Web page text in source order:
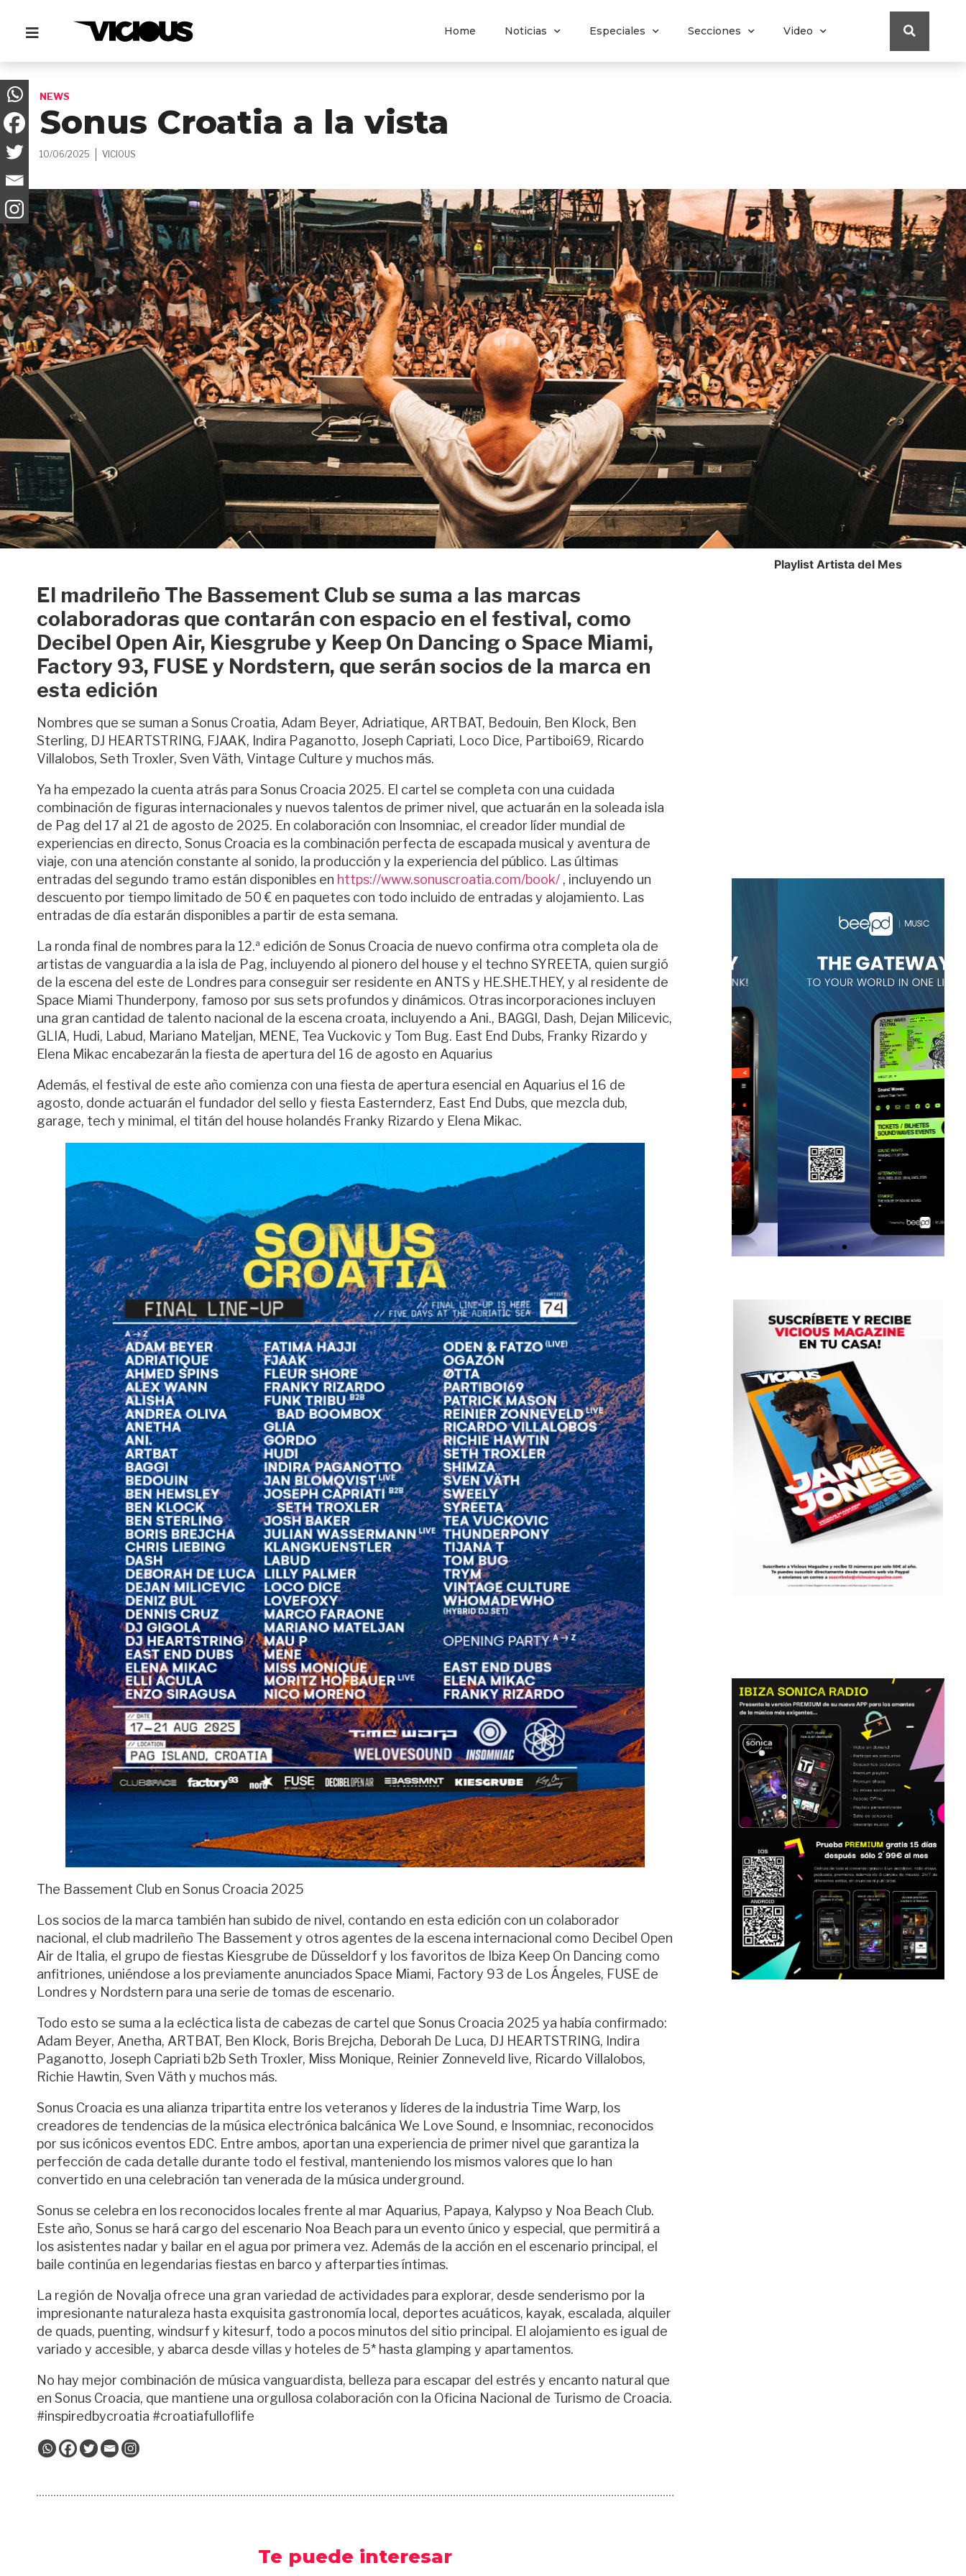
Home Noticias Especiales Secciones Video
NEWS
Sonus Croatia a la vista
10/06/2025 VICIOUS
El madrileño The Bassement Club se suma a las marcas
colaboradoras que contarán con espacio en el festival, como
Decibel Open Air, Kiesgrube y Keep On Dancing o Space Miami,
Factory 93, FUSE y Nordstern, que serán socios de la marca en
esta edición
Nombres que se suman a Sonus Croatia, Adam Beyer, Adriatique, ARTBAT, Bedouin, Ben Klock, Ben
Sterling, DJ HEARTSTRING, FJAAK, Indira Paganotto, Joseph Capriati, Loco Dice, Partiboi69, Ricardo
Villalobos, Seth Troxler, Sven Väth, Vintage Culture y muchos más.
Ya ha empezado la cuenta atrás para Sonus Croacia 2025. El cartel se completa con una cuidada
combinación de figuras internacionales y nuevos talentos de primer nivel, que actuarán en la soleada isla
de Pag del 17 al 21 de agosto de 2025. En colaboración con Insomniac, el creador líder mundial de
experiencias en directo, Sonus Croacia es la combinación perfecta de escapada musical y aventura de
viaje, con una atención constante al sonido, la producción y la experiencia del público. Las últimas
entradas del segundo tramo están disponibles en https://www.sonuscroatia.com/book/ , incluyendo un
descuento por tiempo limitado de 50 € en paquetes con todo incluido de entradas y alojamiento. Las
entradas de día estarán disponibles a partir de esta semana.
La ronda final de nombres para la 12.ª edición de Sonus Croacia de nuevo confirma otra completa ola de
artistas de vanguardia a la isla de Pag, incluyendo al pionero del house y el techno SYREETA, quien surgió
de la escena del este de Londres para conseguir ser residente en ANTS y HE.SHE.THEY, y al residente de
Space Miami Thunderpony, famoso por sus sets profundos y dinámicos. Otras incorporaciones incluyen
una gran cantidad de talento nacional de la escena croata, incluyendo a Ani., BAGGI, Dash, Dejan Milicevic,
GLIA, Hudi, Labud, Mariano Mateljan, MENE, Tea Vuckovic y Tom Bug. East End Dubs, Franky Rizardo y
Elena Mikac encabezarán la fiesta de apertura del 16 de agosto en Aquarius
Además, el festival de este año comienza con una fiesta de apertura esencial en Aquarius el 16 de
agosto, donde actuarán el fundador del sello y fiesta Easternderz, East End Dubs, que mezcla dub,
garage, tech y minimal, el titán del house holandés Franky Rizardo y Elena Mikac.
The Bassement Club en Sonus Croacia 2025
Los socios de la marca también han subido de nivel, contando en esta edición con un colaborador
nacional, el club madrileño The Bassement y otros agentes de la escena internacional como Decibel Open
Air de Italia, el grupo de fiestas Kiesgrube de Düsseldorf y los favoritos de Ibiza Keep On Dancing como
anfitriones, uniéndose a los previamente anunciados Space Miami, Factory 93 de Los Ángeles, FUSE de
Londres y Nordstern para una serie de tomas de escenario.
Todo esto se suma a la ecléctica lista de cabezas de cartel que Sonus Croacia 2025 ya había confirmado:
Adam Beyer, Anetha, ARTBAT, Ben Klock, Boris Brejcha, Deborah De Luca, DJ HEARTSTRING, Indira
Paganotto, Joseph Capriati b2b Seth Troxler, Miss Monique, Reinier Zonneveld live, Ricardo Villalobos,
Richie Hawtin, Sven Väth y muchos más.
Sonus Croacia es una alianza tripartita entre los veteranos y líderes de la industria Time Warp, los
creadores de tendencias de la música electrónica balcánica We Love Sound, e Insomniac, reconocidos
por sus icónicos eventos EDC. Entre ambos, aportan una experiencia de primer nivel que garantiza la
perfección de cada detalle durante todo el festival, manteniendo los mismos valores que lo han
convertido en una celebración tan venerada de la música underground.
Sonus se celebra en los reconocidos locales frente al mar Aquarius, Papaya, Kalypso y Noa Beach Club.
Este año, Sonus se hará cargo del escenario Noa Beach para un evento único y especial, que permitirá a
los asistentes nadar y bailar en el agua por primera vez. Además de la acción en el escenario principal, el
baile continúa en legendarias fiestas en barco y afterparties íntimas.
La región de Novalja ofrece una gran variedad de actividades para explorar, desde senderismo por la
impresionante naturaleza hasta exquisita gastronomía local, deportes acuáticos, kayak, escalada, alquiler
de quads, puenting, windsurf y kitesurf, todo a pocos minutos del sitio principal. El alojamiento es igual de
variado y accesible, y abarca desde villas y hoteles de 5* hasta glamping y apartamentos.
No hay mejor combinación de música vanguardista, belleza para escapar del estrés y encanto natural que
en Sonus Croacia, que mantiene una orgullosa colaboración con la Oficina Nacional de Turismo de Croacia.
#inspiredbycroatia #croatiafulloflife
Te puede interesar
Playlist Artista del Mes